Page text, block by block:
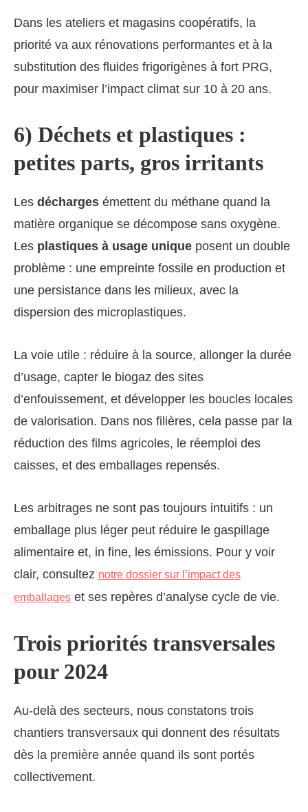
Dans les ateliers et magasins coopératifs, la
priorité va aux rénovations performantes et à la
substitution des fluides frigorigènes à fort PRG,
pour maximiser l’impact climat sur 10 à 20 ans.
6) Déchets et plastiques :
petites parts, gros irritants
Les décharges émettent du méthane quand la
matière organique se décompose sans oxygène.
Les plastiques à usage unique posent un double
problème : une empreinte fossile en production et
une persistance dans les milieux, avec la
dispersion des microplastiques.
La voie utile : réduire à la source, allonger la durée
d’usage, capter le biogaz des sites
d’enfouissement, et développer les boucles locales
de valorisation. Dans nos filières, cela passe par la
réduction des films agricoles, le réemploi des
caisses, et des emballages repensés.
Les arbitrages ne sont pas toujours intuitifs : un
emballage plus léger peut réduire le gaspillage
alimentaire et, in fine, les émissions. Pour y voir
clair, consultez notre dossier sur l’impact des
emballages et ses repères d’analyse cycle de vie.
Trois priorités transversales
pour 2024
Au-delà des secteurs, nous constatons trois
chantiers transversaux qui donnent des résultats
dès la première année quand ils sont portés
collectivement.